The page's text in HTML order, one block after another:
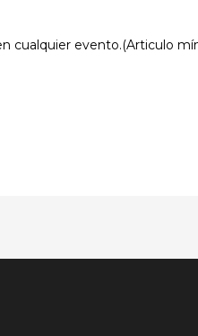
cualquier evento.(Articulo